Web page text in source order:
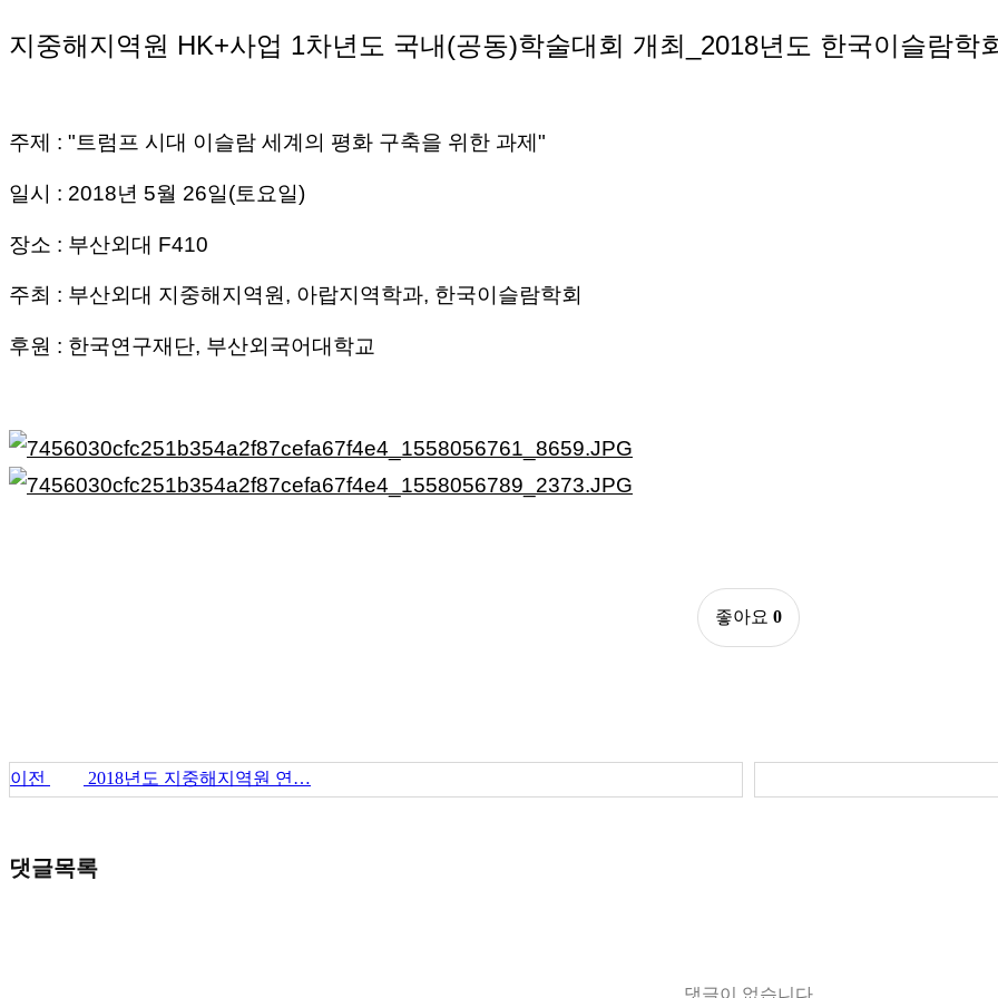
지중해지역원 HK+사업 1차년도 국내(공동)학술대회 개최_2018년도 한국이슬람학
주제 : "트럼프 시대 이슬람 세계의 평화 구축을 위한 과제"
일시 : 2018년 5월 26일(토요일)
장소 : 부산외대 F410
주최 : 부산외대 지중해지역원, 아랍지역학과, 한국이슬람학회
후원 : 한국연구재단, 부산외국어대학교
좋아요 0
이전 2018년도 지중해지역원 연…
댓글목록
댓글이 없습니다